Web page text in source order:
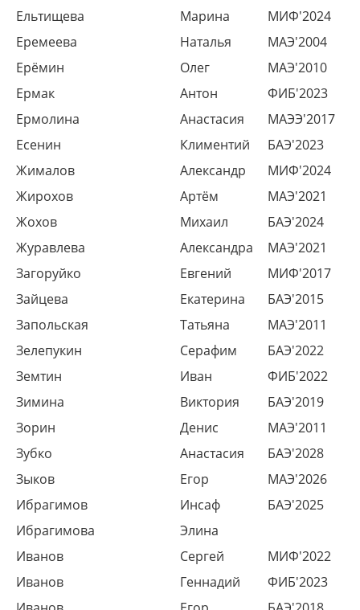
Ельтищева
Марина
МИФ'2024
Еремеева
Наталья
МАЭ'2004
Ерёмин
Олег
МАЭ'2010
Ермак
Антон
ФИБ'2023
Ермолина
Анастасия
МАЭЭ'2017
Есенин
Климентий
БАЭ'2023
Жималов
Александр
МИФ'2024
Жирохов
Артём
МАЭ'2021
Жохов
Михаил
БАЭ'2024
Журавлева
Александра
МАЭ'2021
Загоруйко
Евгений
МИФ'2017
Зайцева
Екатерина
БАЭ'2015
Запольская
Татьяна
МАЭ'2011
Зелепукин
Серафим
БАЭ'2022
Земтин
Иван
ФИБ'2022
Зимина
Виктория
БАЭ'2019
Зорин
Денис
МАЭ'2011
Зубко
Анастасия
БАЭ'2028
Зыков
Егор
МАЭ'2026
Ибрагимов
Инсаф
БАЭ'2025
Ибрагимова
Элина
Иванов
Сергей
МИФ'2022
Иванов
Геннадий
ФИБ'2023